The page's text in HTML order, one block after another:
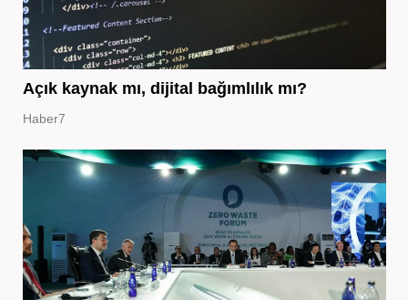
Açık kaynak mı, dijital bağımlılık mı?
Haber7